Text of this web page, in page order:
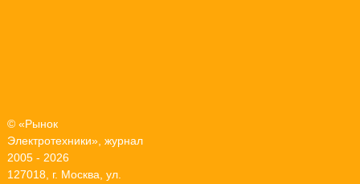
© «Рынок
Электротехники», журнал
2005 - 2026
127018, г. Москва, ул.